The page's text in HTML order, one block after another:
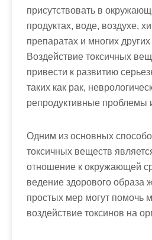
присутствовать в
продуктах, воде, воздухе,
препаратах и многих других
Воздействие токсичных
привести к развитию
таких как рак,
репродуктивные проблемы
Одним из основных
токсичных веществ
отношение к окружающей
ведение здорового образа
простых мер могут помочь
воздействие токсинов на